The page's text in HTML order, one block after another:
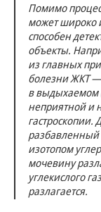
Помимо
может широко
способен
объекты.
из главных
болезни ЖКТ —
в выдыхаемом
неприятной и
гастроскопии.
изотопом
мочевину
углекислого
разлагается.